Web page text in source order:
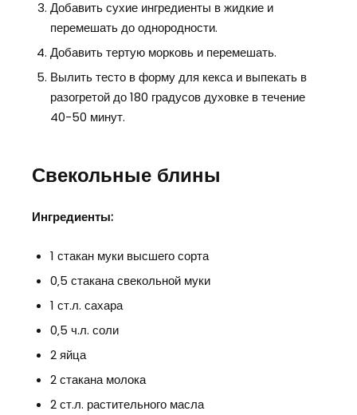
Добавить сухие ингредиенты в жидкие и
перемешать до однородности.
Добавить тертую морковь и перемешать.
Вылить тесто в форму для кекса и выпекать в
разогретой до 180 градусов духовке в течение
40-50 минут.
Свекольные блины
Ингредиенты:
1 стакан муки высшего сорта
0‚5 стакана свекольной муки
1 ст.л. сахара
0‚5 ч.л. соли
2 яйца
2 стакана молока
2 ст.л. растительного масла